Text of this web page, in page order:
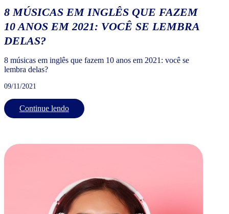
8 MÚSICAS EM INGLÊS QUE FAZEM
10 ANOS EM 2021: VOCÊ SE LEMBRA
DELAS?
8 músicas em inglês que fazem 10 anos em 2021: você se
lembra delas?
09/11/2021
Continue lendo